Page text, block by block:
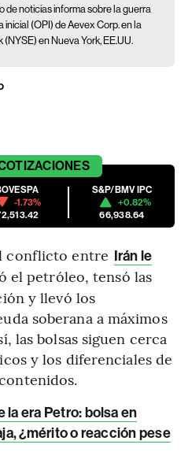
de noticias informa sobre la guerra
(OPI) de Aevex Corp. en la
en Nueva York, EE.UU.
-1.73%
S&P/BMV IPC
+0.82%
66,938.64
conflicto entre Irán le
el petróleo, tensó las
y llevó los
soberana a máximos
las bolsas siguen cerca
y los diferenciales de
la era Petro: bolsa en
¿mérito o reacción pese